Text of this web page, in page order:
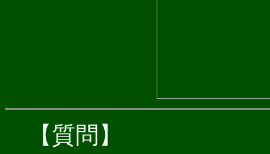
【質問】